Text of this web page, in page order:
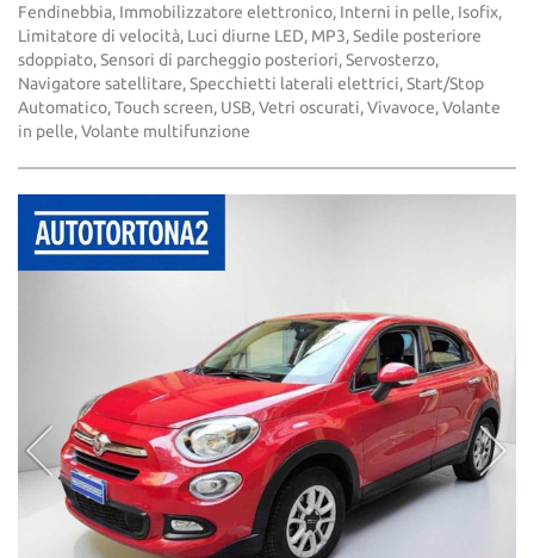
Fendinebbia, Immobilizzatore elettronico, Interni in pelle, Isofix,
Limitatore di velocità, Luci diurne LED, MP3, Sedile posteriore
sdoppiato, Sensori di parcheggio posteriori, Servosterzo,
Navigatore satellitare, Specchietti laterali elettrici, Start/Stop
Automatico, Touch screen, USB, Vetri oscurati, Vivavoce, Volante
in pelle, Volante multifunzione